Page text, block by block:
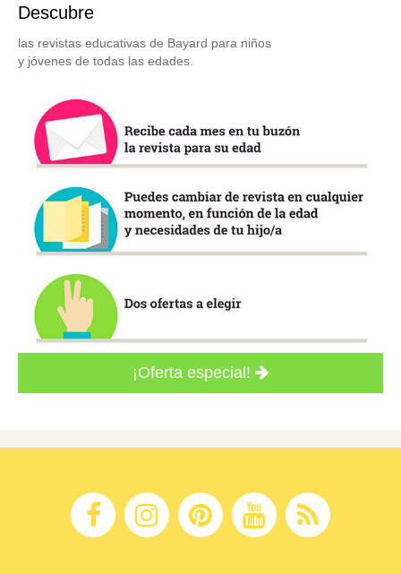
Descubre
las revistas educativas de Bayard para niños
y jóvenes de todas las edades.
¡Oferta especial!